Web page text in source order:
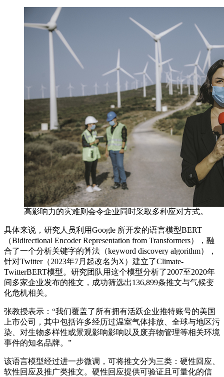
高影响力的灾难则会令企业同时采取多种应对方式。
具体来说，研究人员利用Google 所开发的语言模型BERT
（Bidirectional Encoder Representation from Transformers），融
合了一个分析关键字的算法（keyword discovery algorithm），
针对Twitter（2023年7月起改名为X）建立了Climate-
TwitterBERT模型。研究团队用这个模型分析了2007至2020年
间多家企业发布的推文，成功筛选出136,899条推文与气候变
化危机相关。
张教授表示：“我们覆盖了所有拥有活跃企业推特账号的美国
上市公司，其中包括许多经历过温室气体排放、全球与地区污
染、对生物多样性或景观影响影响以及废弃物管理等相关环境
事件的知名品牌。”
该语言模型经过进一步微调，可将推文分为三类：硬性回应、
软性回应及推广类推文。硬性回应提供可验证且可量化的信